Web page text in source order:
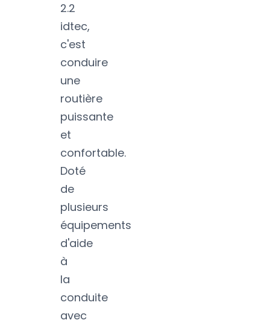
2.2
idtec,
c'est
conduire
une
routière
puissante
et
confortable.
Doté
de
plusieurs
équipements
d'aide
à
la
conduite
avec